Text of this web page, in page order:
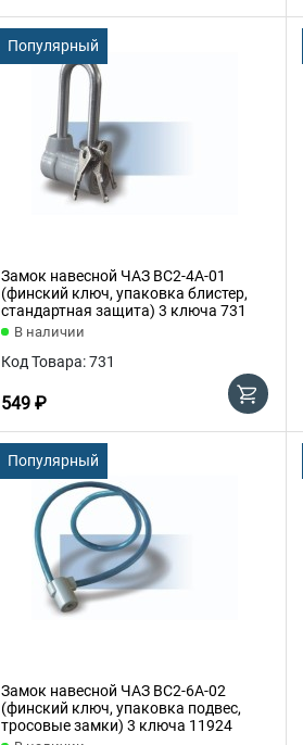
Популярный
Замок навесной ЧАЗ ВС2-4А-01
(финский ключ, упаковка блистер,
стандартная защита) 3 ключа 731
В наличии
Код Товара: 731
549 ₽
Популярный
Замок навесной ЧАЗ ВС2-6А-02
(финский ключ, упаковка подвес,
тросовые замки) 3 ключа 11924